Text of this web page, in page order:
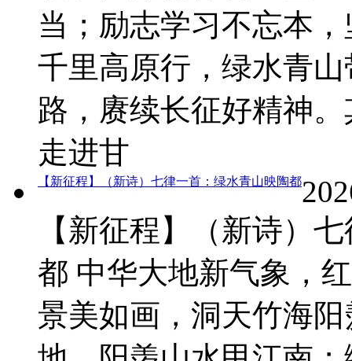
当；励志学习不忘本
千里高原行，绿水青
路，赓续长征好精神
走进甘
【新征程】（新诗）七律一首：绿水青山映陶都
【新征程】（新诗）
都 中华大地新气象，
景美如画，洞天竹海